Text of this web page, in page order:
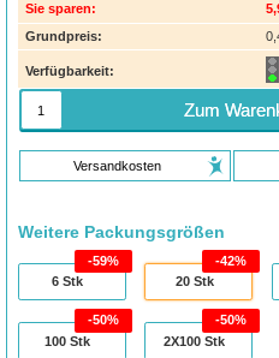
Sie sparen:
Grundpreis:
Verfügbarkeit:
Zum
Versandkosten
Weitere Packungsgrößen
6 Stk
59%
20Stk
42%
100 Stk
50%
2X100 Stk
50%